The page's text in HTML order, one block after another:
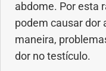
Dermatologia
Diabetes
abdome. Por esta
podem causar dor
maneira,
dor no testículo.